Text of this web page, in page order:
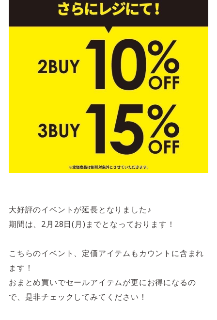
フィジカルケアフロア
営業時間 10:00 ~ 23:00
大好評のイベントが延長となりました♪
期間は、2月28日(月)までとなっております！
こちらのイベント、定価アイテムもカウントに含まれ
ます！
おまとめ買いでセールアイテムが更にお得になるの
で、是非チェックしてみてください！